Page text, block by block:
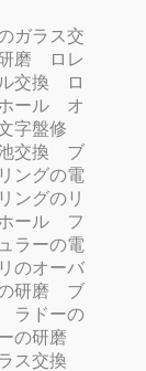
ガラス交
磨
ロレ
交換
ロ
ール
オ
字盤修
交換
ブ
ングの電
ングのリ
ール
フ
ラーの電
のオーバ
研磨
ブ
ラドーの
の研磨
ス交換